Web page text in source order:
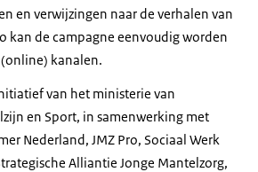
en verwijzingen naar de verhalen van
kan de campagne eenvoudig worden
kanalen.
van het ministerie van
en Sport, in samenwerking met
Nederland, JMZ Pro, Sociaal Werk
Alliantie Jonge Mantelzorg,